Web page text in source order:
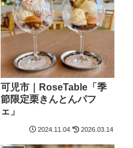
可児市｜RoseTable「季
節限定栗きんとんパフ
ェ」
2024.11.04 2026.03.14